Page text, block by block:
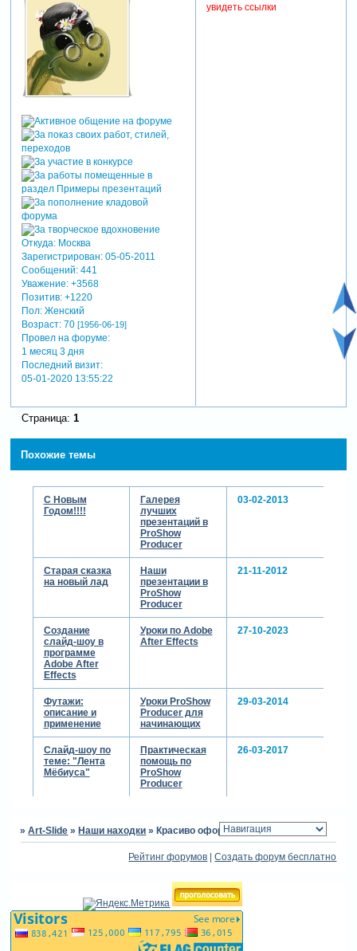
Откуда:Москва
Зарегистрирован: 05-05-2011
Сообщений:441
Уважение: +3568
Позитив: +1220
Пол:Женский
Возраст:70 [1956-06-19]
Провел на форуме:
1 месяц 3 дня
Последний визит:
05-01-2020 13:55:22
увидеть ссылки
Страница: 1
Похожие темы
С Новым
Годом!!!!
Галерея
лучших
презентаций в
ProShow
Producer
03-02-2013
Старая сказка
на новый лад
Наши
презентации в
ProShow
Producer
21-11-2012
Создание
слайд-шоу в
программе
Adobe After
Effects
Уроки по Adobe
After Effects
27-10-2023
Футажи:
описание и
применение
Уроки ProShow
Producer для
начинающих
29-03-2014
Слайд-шоу по
теме: "Лента
Мёбиуса"
Практическая
помощь по
ProShow
Producer
26-03-2017
»Art-Slide »Наши находки »Красиво оформленные имена
Рейтинг форумов |Создать форум бесплатно